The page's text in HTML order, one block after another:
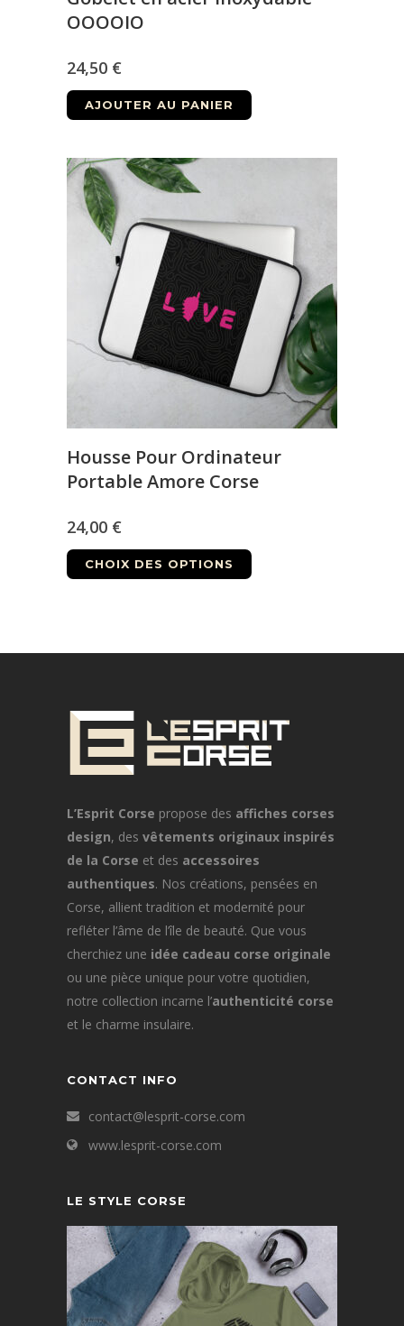
OOOOIO
24,50 €
AJOUTER AU PANIER
Housse Pour Ordinateur
Portable Amore Corse
24,00 €
CHOIX DES OPTIONS
Ce
produit
peuvent
être
choisies
la
page
du
produit
L’Esprit Corse propose des affiches corses
design, des vêtements originaux inspirés
de la Corse et des accessoires
authentiques. Nos créations, pensées en
Corse, allient tradition et modernité pour
refléter l’âme de l’île de beauté. Que vous
cherchiez une idée cadeau corse originale
ou une pièce unique pour votre quotidien,
notre collection incarne l’authenticité corse
et le charme insulaire.
CONTACT INFO
contact@lesprit-corse.com
www.lesprit-corse.com
LE STYLE CORSE